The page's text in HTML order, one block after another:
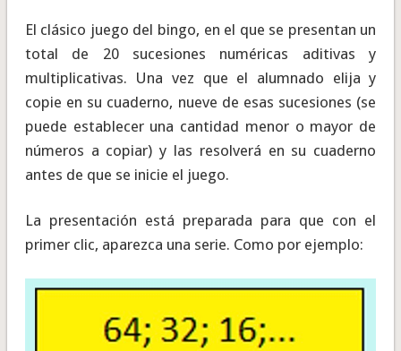
El clásico juego del bingo, en el que se presentan un
total de 20 sucesiones numéricas aditivas y
multiplicativas. Una vez que el alumnado elija y
copie en su cuaderno, nueve de esas sucesiones (se
puede establecer una cantidad menor o mayor de
números a copiar) y las resolverá en su cuaderno
antes de que se inicie el juego.
La presentación está preparada para que con el
primer clic, aparezca una serie. Como por ejemplo: